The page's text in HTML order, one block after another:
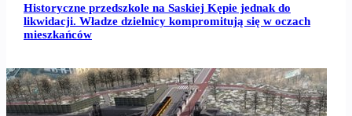
Historyczne przedszkole na Saskiej Kępie jednak do
likwidacji. Władze dzielnicy kompromitują się w oczach
mieszkańców